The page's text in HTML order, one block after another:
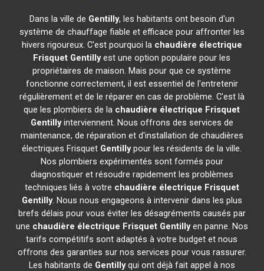
Dans la ville de Gentilly, les habitants ont besoin d'un
système de chauffage fiable et efficace pour affronter les
hivers rigoureux. C'est pourquoi la chaudière électrique
Frisquet Gentillyest une option populaire pour les
propriétaires de maison. Mais pour que ce système
fonctionne correctement, il est essentiel de l'entretenir
régulièrement et de le réparer en cas de problème. C'est là
que les plombiers de la chaudière électrique Frisquet
Gentillyinterviennent. Nous offrons des services de
maintenance, de réparation et d'installation de chaudières
électriques Frisquet Gentillypour les résidents de la ville.
Nos plombiers expérimentés sont formés pour
diagnostiquer et résoudre rapidement les problèmes
techniques liés à votre chaudière électrique Frisquet
Gentilly. Nous nous engageons à intervenir dans les plus
brefs délais pour vous éviter les désagréments causés par
une chaudière électrique Frisquet Gentillyen panne. Nos
tarifs compétitifs sont adaptés à votre budget et nous
offrons des garanties sur nos services pour vous rassurer.
Les habitants de Gentillyqui ont déjà fait appel à nos